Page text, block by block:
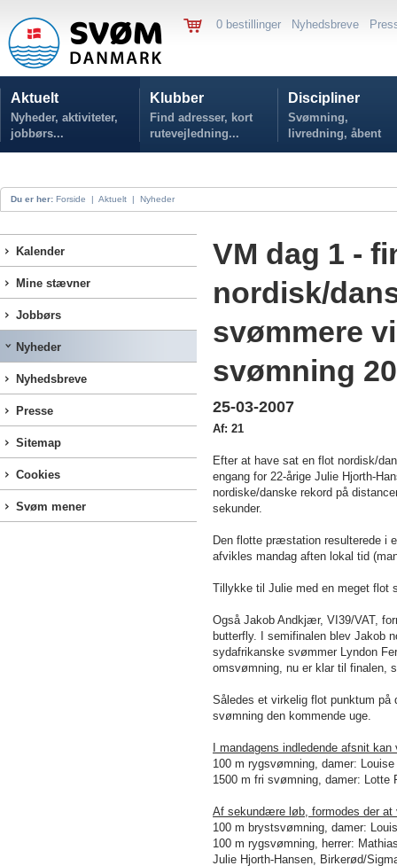
0 bestillinger Nyhedsbreve
Aktuelt
Nyheder, aktiviteter,
jobbørs...
Klubber
Find adresser, kort
rutevejledning...
Discipliner
Svømning,
livredning, åbent
vand...
Du er her: Forside | Aktuelt | Nyheder
Kalender
Mine stævner
Jobbørs
Nyheder
Nyhedsbreve
Presse
Sitemap
Cookies
Svøm mener
VM dag 1 -
nordisk/
svømmere
svømning
25-03-2007
Af: 21
Efter at have sat en flot nordisk/
engang for 22-årige Julie Hjorth-
nordiske/danske rekord på
sekunder.
Den flotte præstation resulterede i
afvikles mandag aften lokal tid
Tillykke til Julie med en meget flot
Også Jakob Andkjær, VI39/VAT,
butterfly. I semifinalen blev Jakob
sydafrikanske svømmer Lyndon
omsvømning, nu er klar til finalen,
Således et virkelig flot punktum
svømning den kommende uge.
I mandagens indledende afsnit
100 m rygsvømning, damer:
1500 m fri svømning, damer: Lotte
Af sekundære løb, formodes der
100 m brystsvømning, damer:
100 m rygsvømning, herrer:
Julie Hjorth-Hansen, Birkerød/